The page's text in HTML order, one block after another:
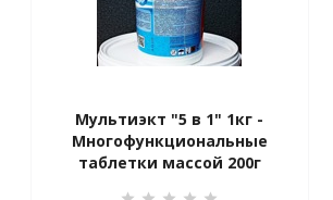
Мультиэкт "5 в 1" 1кг -
Многофункциональные
таблетки массой 200г